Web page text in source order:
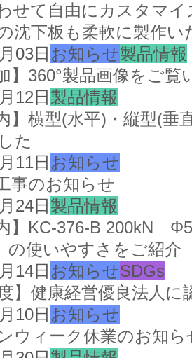
せて自由にカスタマ
沈下板も柔軟に製作い
03日 お知らせ製品情報
】360°製品画像をご
12日 製品情報
】横型(水平)・縦型(
た
11日 お知らせ
事のお知らせ
24日 製品情報
内】KC-376-B 200kN
の使いやすさをご紹介
14日 お知らせSDGs
度】健康経営優良法人
10日 お知らせ
ウィーク休業のお知ら